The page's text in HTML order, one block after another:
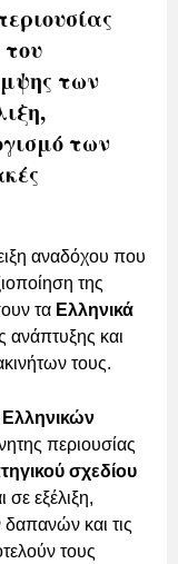
των
των
αναδόχου που
της
τα Ελληνικά
ανάπτυξης και
τους.
Ελληνικών
περιουσίας
σχεδίου
σε εξέλιξη,
και τις
τους